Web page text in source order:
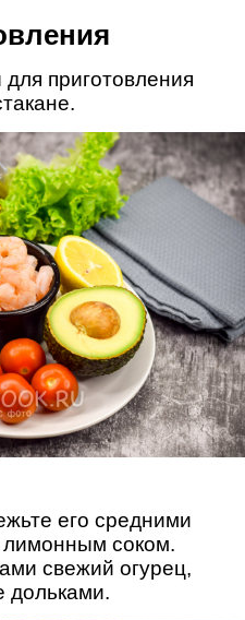
приготовления
его средними
лимонным соком.
свежий огурец,
дольками.